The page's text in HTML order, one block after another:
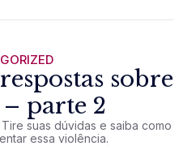
sobre
parte 2
suas dúvidas e saiba como
essa violência.